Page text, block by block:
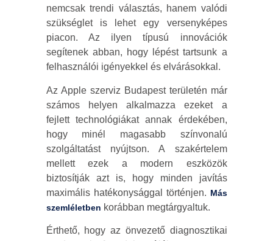
nemcsak trendi választás, hanem valódi
szükséglet is lehet egy versenyképes
piacon. Az ilyen típusú innovációk
segítenek abban, hogy lépést tartsunk a
felhasználói igényekkel és elvárásokkal.
Az Apple szerviz Budapest területén már
számos helyen alkalmazza ezeket a
fejlett technológiákat annak érdekében,
hogy minél magasabb színvonalú
szolgáltatást nyújtson. A szakértelem
mellett ezek a modern eszközök
biztosítják azt is, hogy minden javítás
maximális hatékonysággal történjen. Más
szemléletben korábban megtárgyaltuk.
Érthető, hogy az önvezető diagnosztikai